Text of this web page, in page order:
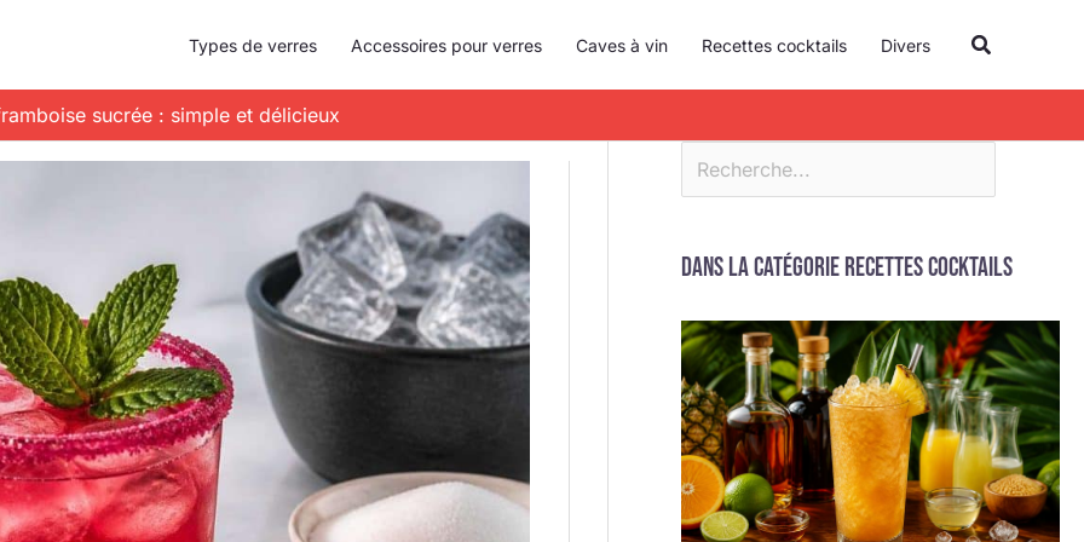
Types de verres Accessoires pour verres Caves à vin Recettes cocktails Divers
sucrée : simple et délicieux
c
h
c
e
r
Dans la catégorie Recettes cocktails